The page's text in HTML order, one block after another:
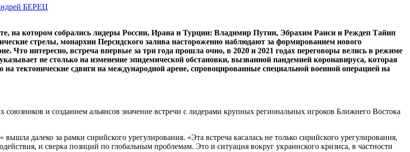
БЕРЕЦ
на котором собрались лидеры России, Ирана и Турции: Владимир Путин, Эбрахим Раиси и Реждеп Тайип
стрелы, монархии Персидского залива настороженно наблюдают за формированием нового
Что интересно, встреча впервые за три года прошла очно, в 2020 и 2021 годах переговоры велись в режиме
не столько на изменение эпидемической обстановки, вызванной пандемией коронавируса, которая
тектонические сдвиги на международной арене, спровоцированные специальной военной операцией на
и созданием альянсов значение встречи с лидерами крупных региональных игроков Ближнего Востока
далеко за рамки сирийского урегулирования. «Эта встреча касалась не только сирийского урегулирования,
и сверка позиций по глобальным проблемам. Это и ситуация вокруг украинского кризиса, в частности